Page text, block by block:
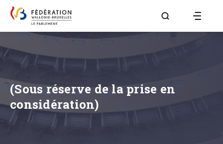
Aller à la page
(Sous réserve de la prise en
considération)